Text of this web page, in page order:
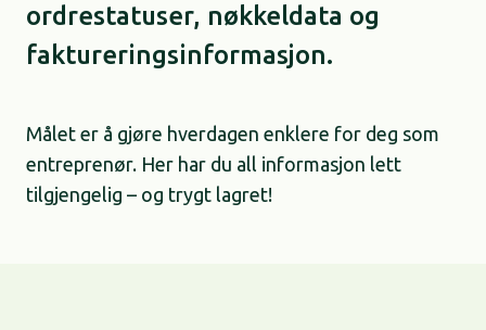
ordrestatuser, nøkkeldata og
faktureringsinformasjon.
Målet er å gjøre hverdagen enklere for deg som
entreprenør. Her har du all informasjon lett
tilgjengelig – og trygt lagret!